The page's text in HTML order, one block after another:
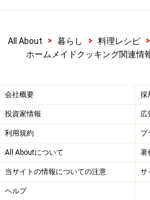
All About > 暮らし > 料理レシピ >
ホームメイドクッキング関連情
会社概要 採
投資家情報 広
利用規約 プ
All Aboutについて 著
当サイトの情報についての注意 サ
ヘルプ